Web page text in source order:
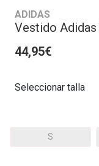
ADIDAS
Vestido
44,95€
Seleccionar talla
S